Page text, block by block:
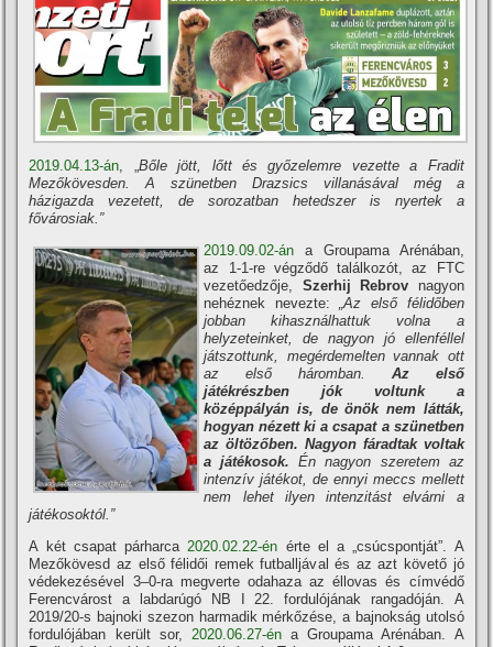
2019.04.13-án
Bőle jött, lőtt és győzelemre vezette a Fradit
Mezőkövesden. A szünetben Drazsics villanásával még a
házigazda vezetett, de sorozatban hetedszer is nyertek a
fővárosiak.”
2019.09.02-án a Groupama Arénában,
az 1-1-re végződő találkozót, az FTC
vezetőedzője, Szerhij Rebrov nagyon
nehéznek nevezte:
„Az első félidőben
jobban kihasználhattuk volna a
helyzeteinket, de nagyon jó ellenféllel
játszottunk, megérdemelten vannak ott
az első háromban. Az első
játékrészben jók voltunk a
középpályán is, de önök nem látták,
hogyan nézett ki a csapat a szünetben
az öltözőben. Nagyon fáradtak voltak
a játékosok. Én nagyon szeretem az
intenzív játékot, de ennyi meccs mellett
nem lehet ilyen intenzitást elvárni a
játékosoktól.”
A két csapat párharca 2020.02.22-én érte el a „csúcspontját”. A
Mezőkövesd az első félidői remek futballjával és az azt követő jó
védekezésével 3–0-ra megverte odahaza az éllovas és címvédő
Ferencvárost a labdarúgó NB I 22. fordulójának rangadóján. A
2019/20-s bajnoki szezon harmadik mérkőzése, a bajnokság utolsó
fordulójában került sor,
2020.06.27-éna Groupama Arénában. A